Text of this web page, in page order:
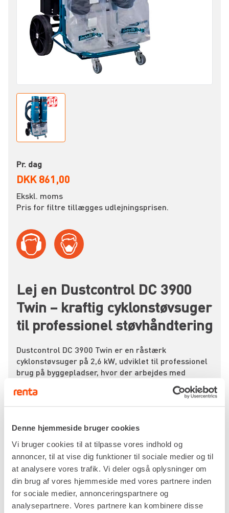
Denne hjemmeside bruger cookies
Vi bruger cookies til at tilpasse vores indhold og
annoncer, til at vise dig funktioner til sociale medier og til
at analysere vores trafik. Vi deler også oplysninger om
din brug af vores hjemmeside med vores partnere inden
for sociale medier, annonceringspartnere og
analysepartnere. Vores partnere kan kombinere disse
Pr. dag
DKK 861,00
Ekskl. moms
Pris for filtre tillægges udlejningsprisen.
Lej en Dustcontrol DC 3900
Twin – kraftig cyklonstøvsuger
til professionel støvhåndtering
Dustcontrol DC 3900 Twin er en råstærk
cyklonstøvsuger på 2,6 kW, udviklet til professionel
brug på byggepladser, hvor der arbejdes med
betonslibning, skæring eller andet tungt støvende
arbejde. Med sin høje kapacitet, stabile ydelse og
dobbelte motorkraft er den skabt til håndværkere,
ind.
Med et maksimalt undertryk på 25 kPa og en
luftmængde på hele 320 m³/t leverer DC 3900 Twin
imponerende sugeevne, selv ved kontinuerligt brug.
Den cyklonbaserede forudskiller sørger for, at langt
størstedelen af støvet fanges, før det når filtrene –
hvilket giver en mere stabil drift, længere